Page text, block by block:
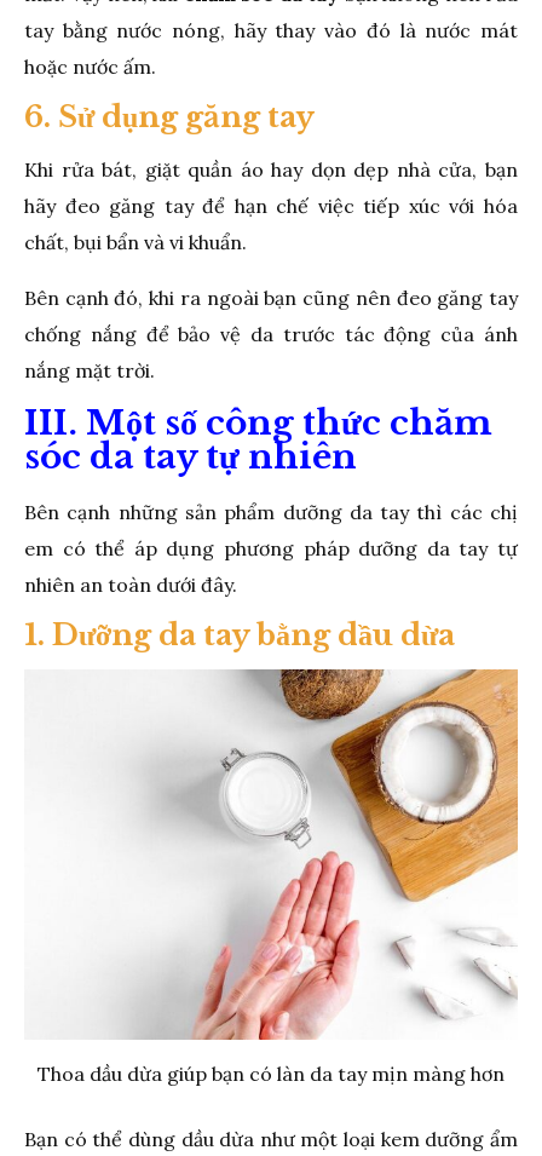
tay bằng nước nóng, hãy thay vào đó là nước mát
hoặc nước ấm.
6. Sử dụng găng tay
Khi rửa bát, giặt quần áo hay dọn dẹp nhà cửa, bạn
hãy đeo găng tay để hạn chế việc tiếp xúc với hóa
chất, bụi bẩn và vi khuẩn.
Bên cạnh đó, khi ra ngoài bạn cũng nên đeo găng tay
chống nắng để bảo vệ da trước tác động của ánh
nắng mặt trời.
III. Một số công thức chăm
sóc da tay tự nhiên
Bên cạnh những sản phẩm dưỡng da tay thì các chị
em có thể áp dụng phương pháp dưỡng da tay tự
nhiên an toàn dưới đây.
1. Dưỡng da tay bằng dầu dừa
Thoa dầu dừa giúp bạn có làn da tay mịn màng hơn
Bạn có thể dùng dầu dừa như một loại kem dưỡng ẩm